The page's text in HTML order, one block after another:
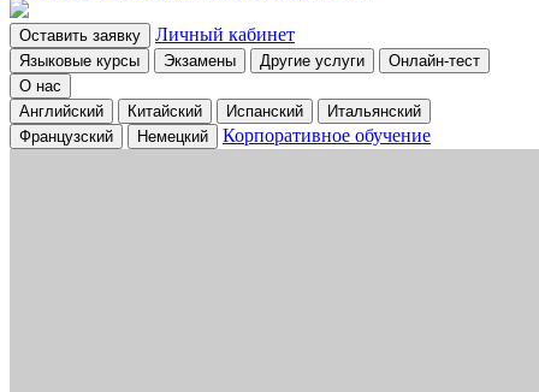
Оставить заявку Личный кабинет
Языковые курсы Экзамены Другие услуги
Онлайн-тест
О нас
Английский
Китайский Испанский
Итальянский
Французский
Немецкий Корпоративное обучение